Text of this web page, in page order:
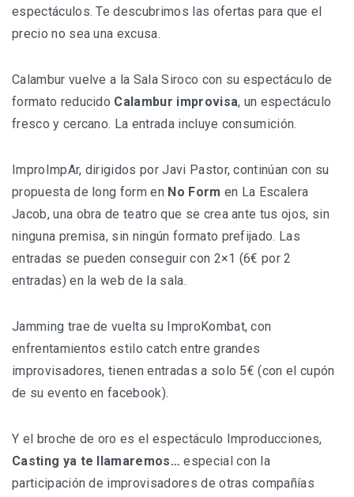
espectáculos. Te descubrimos las ofertas para que el
precio no sea una excusa.
Calambur vuelve a la Sala Siroco con su espectáculo de
formato reducido Calambur improvisa, un espectáculo
fresco y cercano. La entrada incluye consumición.
ImproImpAr, dirigidos por Javi Pastor, continúan con su
propuesta de long form en No Form en La Escalera
Jacob, una obra de teatro que se crea ante tus ojos, sin
ninguna premisa, sin ningún formato prefijado. Las
entradas se pueden conseguir con 2×1 (6€ por 2
entradas) en la web de la sala.
Jamming trae de vuelta su ImproKombat, con
enfrentamientos estilo catch entre grandes
improvisadores, tienen entradas a solo 5€ (con el cupón
de su evento en facebook).
Y el broche de oro es el espectáculo Improducciones,
Casting ya te llamaremos… especial con la
participación de improvisadores de otras compañías